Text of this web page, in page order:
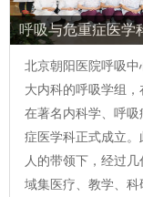
呼吸与危重症医学
北京朝阳医院呼吸
大内科的呼吸学组
在著名内科学、呼
症医学科正式成立
人的带领下，经过
域集医疗、教学、